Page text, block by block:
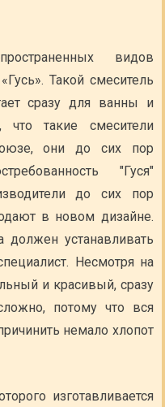
видов
Такой смеситель
сразу для ванны и
такие смесители
они до сих пор
"Гуся"
до сих пор
в новом дизайне.
должен устанавливать
Несмотря на
и красивый, сразу
потому что вся
немало хлопот
изготавливается